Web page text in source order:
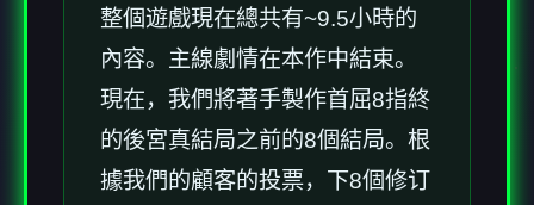
整個遊戲現在總共有~9.5小時的
內容。主線劇情在本作中結束。
現在，我們將著手製作首屈8指終
的後宮真結局之前的8個結局。根
據我們的顧客的投票，下8個修订